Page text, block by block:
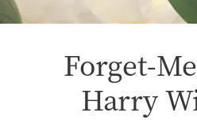
Forget-
Harry